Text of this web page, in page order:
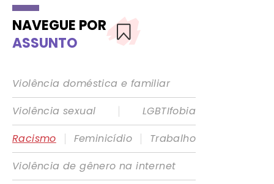
NAVEGUE POR
ASSUNTO
Violência doméstica e familiar
Violência sexual
|
LGBTIfobia
Racismo
| Feminicídio |
Trabalho
Violência de gênero na internet